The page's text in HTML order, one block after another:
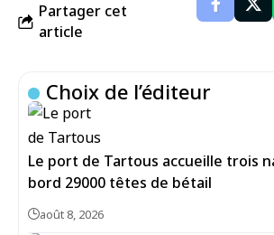
Partager cet
article
Choix de l’éditeur
Le port de Tartous accueille trois
bord 29000 têtes de bétail
août 8, 2026